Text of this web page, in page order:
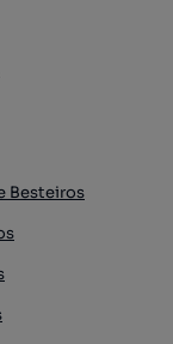
Besteiros